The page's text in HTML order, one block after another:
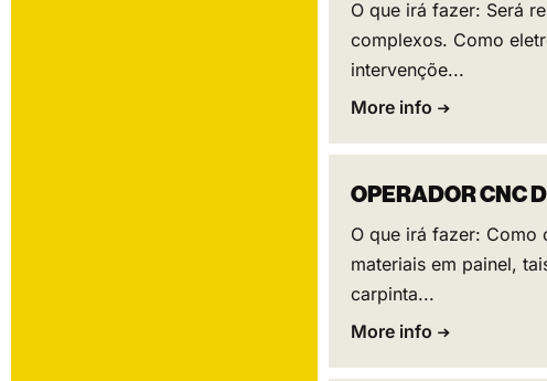
O que irá fazer: Será
complexos. Como
intervençõe...
More info
OPERADOR CNC
O que irá fazer: Como
materiais em painel,
carpinta...
More info